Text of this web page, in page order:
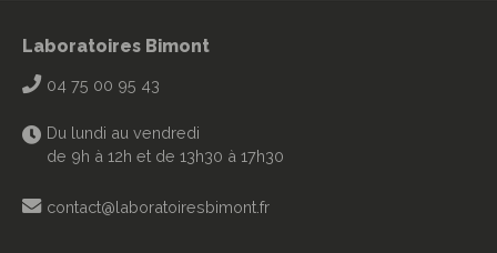
Laboratoires Bimont
04 75 00 95 43
Du lundi au vendredi
de 9h à 12h et de 13h30 à 17h30
contact@laboratoiresbimont.fr